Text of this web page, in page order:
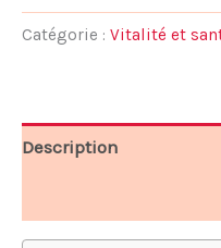
était :
Catégorie : Vitalité et
Description